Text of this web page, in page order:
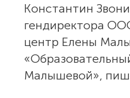
Константин
гендиректора
центр Елены
Малышевой»,